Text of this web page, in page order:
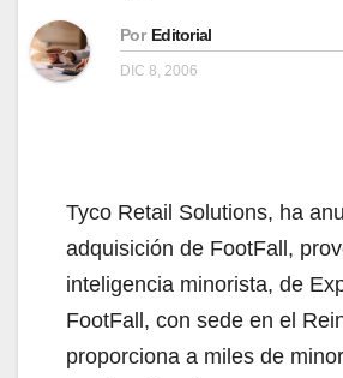
Por Editorial
DIC 8, 2006
Tyco Retail Solutions, ha
adquisición de FootFall,
inteligencia minorista, de
FootFall, con sede en el
proporciona a miles de